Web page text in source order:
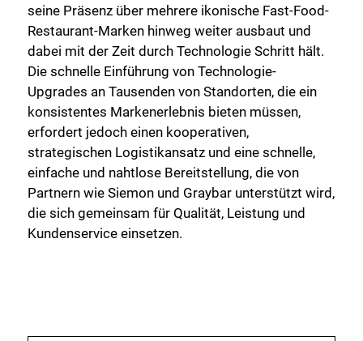
seine Präsenz über mehrere ikonische Fast-Food-
Restaurant-Marken hinweg weiter ausbaut und
dabei mit der Zeit durch Technologie Schritt hält.
Die schnelle Einführung von Technologie-
Upgrades an Tausenden von Standorten, die ein
konsistentes Markenerlebnis bieten müssen,
erfordert jedoch einen kooperativen,
strategischen Logistikansatz und eine schnelle,
einfache und nahtlose Bereitstellung, die von
Partnern wie Siemon und Graybar unterstützt wird,
die sich gemeinsam für Qualität, Leistung und
Kundenservice einsetzen.